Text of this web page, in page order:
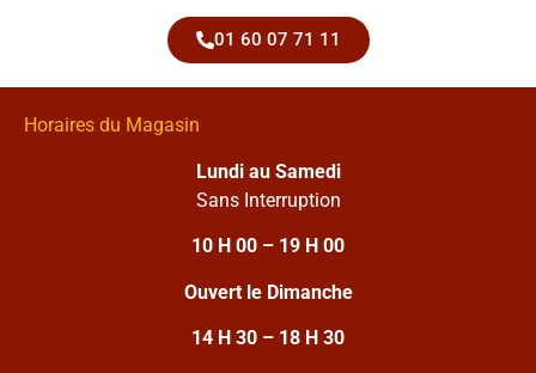
01 60 07 71 11
Horaires du Magasin
Lundi au Samedi
Sans Interruption
10 H 00 – 19 H 00
Ouvert le Dimanche
14 H 30 – 18 H 30